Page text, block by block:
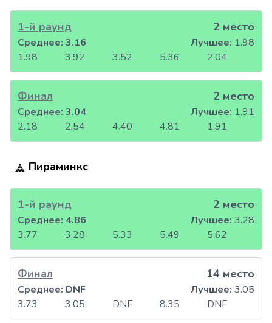
1-й раунд 2 место
1.98 3.92 3.52 5.36 2.04
Среднее: 3.16 Лучшее: 1.98
Финал 2 место
2.18 2.54 4.40 4.81 1.91
Среднее: 3.04 Лучшее: 1.91
Пираминкс
1-й раунд 2 место
3.77 3.28 5.33 5.49 5.62
Среднее: 4.86 Лучшее: 3.28
Финал 14 место
3.73 3.05 DNF 8.35 DNF
Среднее: DNF Лучшее: 3.05